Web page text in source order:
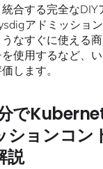
統合する完全なDIY
アドミッショ
うなすぐに使える
使用するなど、
します。
で
ションコン
説